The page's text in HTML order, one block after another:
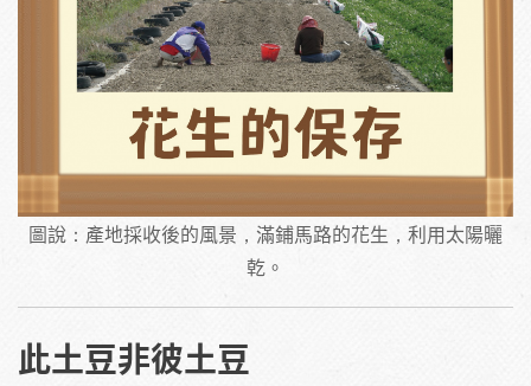
圖說：產地採收後的風景，滿鋪馬路的花生，利用太陽曬
乾。
此土豆非彼土豆